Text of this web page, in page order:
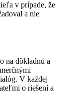
v prípade, že
a nie
na dôkladnú a
V každej
o riešení a